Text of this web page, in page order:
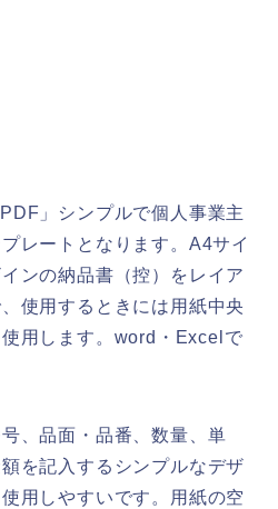
」シンプルで個人事業主
レートとなります。A4サイ
ンの納品書（控）をレイア
使用するときには用紙中央
用します。word・Excelで
、品面・品番、数量、単
を記入するシンプルなデザ
用しやすいです。用紙の空